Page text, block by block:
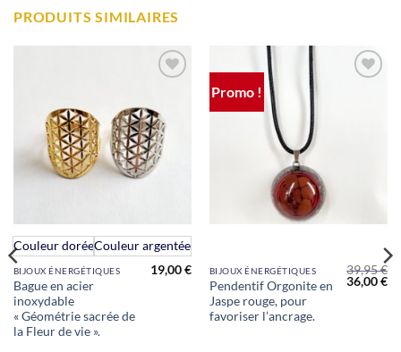
PRODUITS SIMILAIRES
de
souhaits
Couleur doréeCouleur argentée
BIJOUX ÉNERGÉTIQUES
Bague en acier
inoxydable
« Géométrie sacrée de
la Fleur de vie ».
19,00€
Ce
produit
a
plusieurs
variations.
Les
Promo !
BIJOUX ÉNERGÉTIQUES
Pendentif Orgonite en
Jaspe rouge, pour
favoriser l’ancrage.
39,95€
Le
prix
36,00€Le